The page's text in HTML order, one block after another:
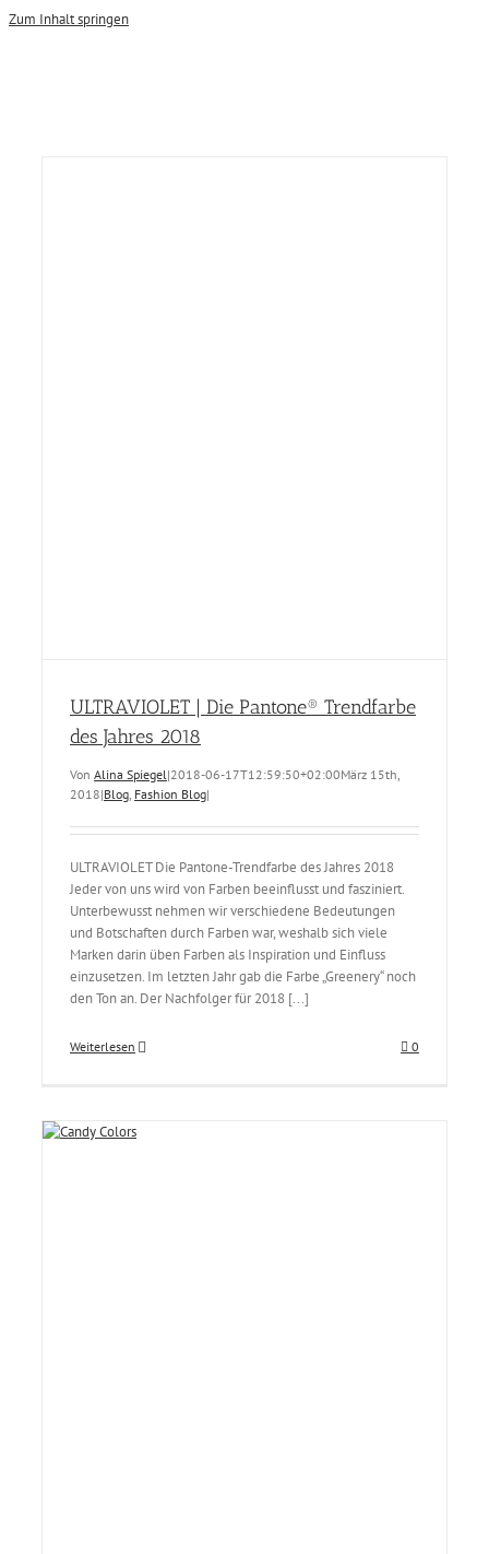
Zum Inhalt springen
ULTRAVIOLET | Die Pantone® Trendfarbe
des Jahres 2018
Von Alina Spiegel|2018-06-17T12:59:50+02:00März 15th,
2018|Blog, Fashion Blog|
ULTRAVIOLET Die Pantone-Trendfarbe des Jahres 2018
Jeder von uns wird von Farben beeinflusst und fasziniert.
Unterbewusst nehmen wir verschiedene Bedeutungen
und Botschaften durch Farben war, weshalb sich viele
Marken darin üben Farben als Inspiration und Einfluss
einzusetzen. Im letzten Jahr gab die Farbe „Greenery“ noch
den Ton an. Der Nachfolger für 2018 [...]
Weiterlesen 0